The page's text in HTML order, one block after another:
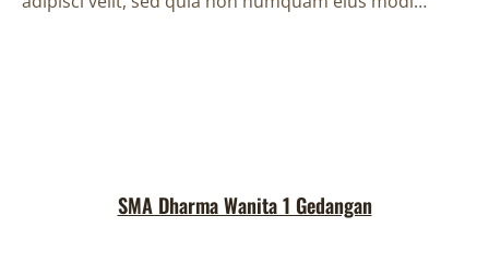
SMA Dharma Wanita 1 Gedangan